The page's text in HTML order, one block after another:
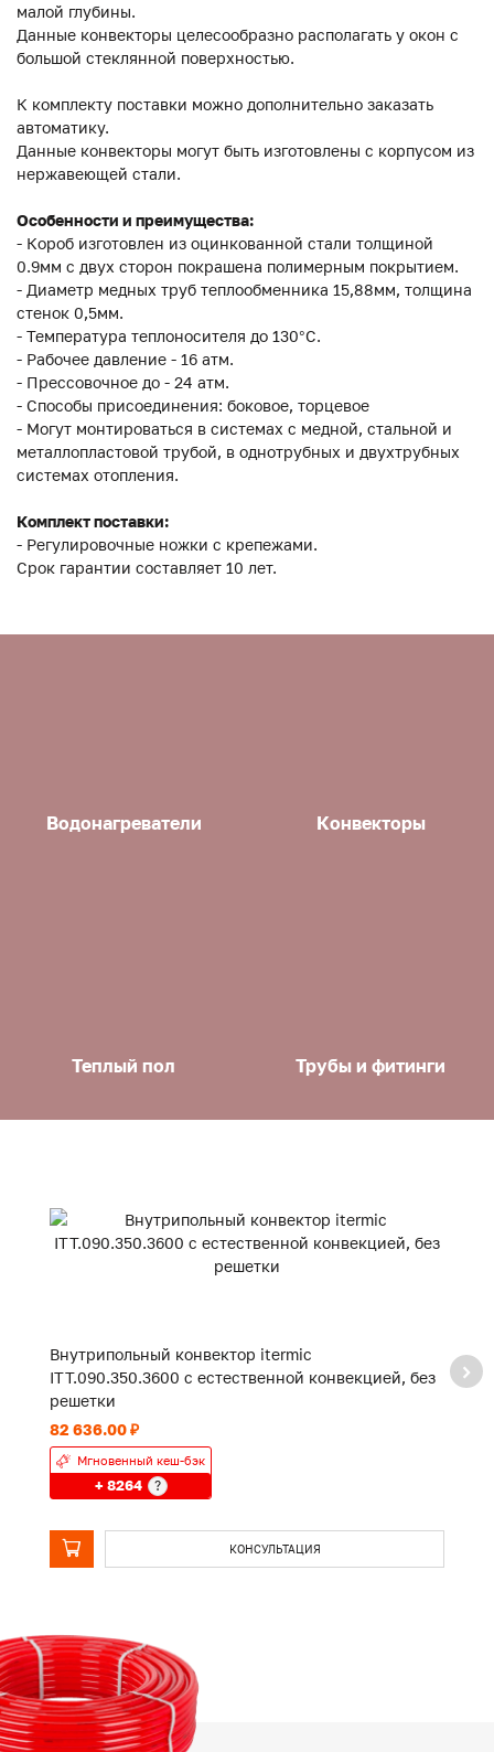
малой глубины.
Данные конвекторы целесообразно располагать у окон с
большой стеклянной поверхностью.
К комплекту поставки можно дополнительно заказать
автоматику.
Данные конвекторы могут быть изготовлены с корпусом из
нержавеющей стали.
Особенности и преимущества:
- Короб изготовлен из оцинкованной стали толщиной
0.9мм с двух сторон покрашена полимерным покрытием.
- Диаметр медных труб теплообменника 15,88мм, толщина
стенок 0,5мм.
- Температура теплоносителя до 130°C.
- Рабочее давление - 16 атм.
- Прессовочное до - 24 атм.
- Способы присоединения: боковое, торцевое
- Могут монтироваться в системах с медной, стальной и
металлопластовой трубой, в однотрубных и двухтрубных
системах отопления.
Комплект поставки:
- Регулировочные ножки с крепежами.
Срок гарантии составляет 10 лет.
Водонагреватели Конвекторы
Теплый пол Трубы и фитинги
Внутрипольный конвектор itermic
ITT.090.350.3600 с естественной конвекцией, без
решетки
82 636.00 ₽
Мгновенный кеш-бэк
+ 8264 ?
КОНСУЛЬТАЦИЯ